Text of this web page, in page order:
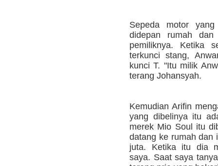
Sepeda motor
didepan rumah
pemiliknya. Ketika
terkunci stang,
kunci T. "Itu milik
terang Johansyah.
Kemudian Arifin
yang dibelinya itu
merek Mio Soul itu
datang ke rumah dan
juta. Ketika itu dia
saya. Saat saya